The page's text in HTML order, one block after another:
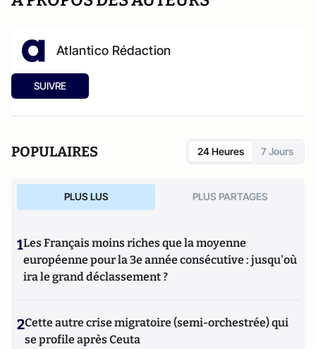
Atlantico Rédaction
SUIVRE
POPULAIRES 24 Heures 7 Jours
PLUS LUS PLUS PARTAGES
1Les Français moins riches que la moyenne
européenne pour la 3e année consécutive : jusqu'où
ira le grand déclassement ?
2Cette autre crise migratoire (semi-orchestrée) qui
se profile après Ceuta